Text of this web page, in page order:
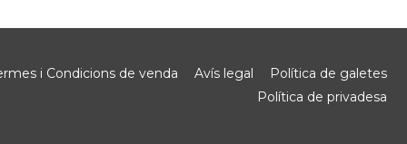
i Condicions de venda Avís legal
Política de galetes
Política de privadesa